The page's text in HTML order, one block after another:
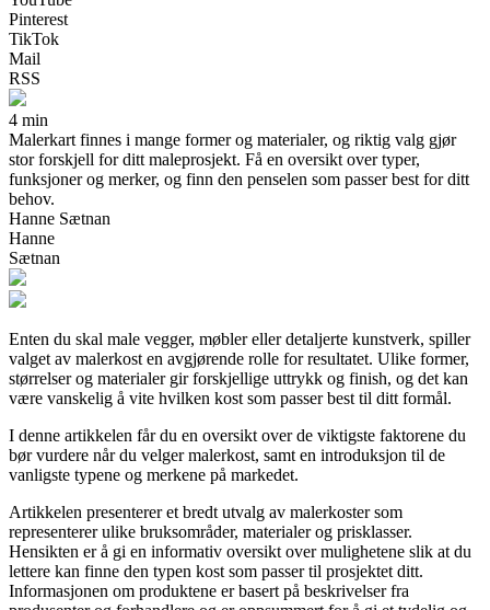
Pinterest
TikTok
Mail
RSS
4 min
Malerkart finnes i mange former og materialer, og riktig valg gjør
stor forskjell for ditt maleprosjekt. Få en oversikt over typer,
funksjoner og merker, og finn den penselen som passer best for ditt
behov.
Hanne Sætnan
Hanne
Sætnan
Enten du skal male vegger, møbler eller detaljerte kunstverk, spiller
valget av malerkost en avgjørende rolle for resultatet. Ulike former,
størrelser og materialer gir forskjellige uttrykk og finish, og det kan
være vanskelig å vite hvilken kost som passer best til ditt formål.
I denne artikkelen får du en oversikt over de viktigste faktorene du
bør vurdere når du velger malerkost, samt en introduksjon til de
vanligste typene og merkene på markedet.
Artikkelen presenterer et bredt utvalg av malerkoster som
representerer ulike bruksområder, materialer og prisklasser.
Hensikten er å gi en informativ oversikt over mulighetene slik at du
lettere kan finne den typen kost som passer til prosjektet ditt.
Informasjonen om produktene er basert på beskrivelser fra